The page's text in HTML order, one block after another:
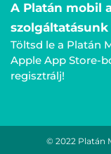
A Platán mobil
Töltsd le a Platán
Apple App Store-
regisztrálj!
© 2022 Platán